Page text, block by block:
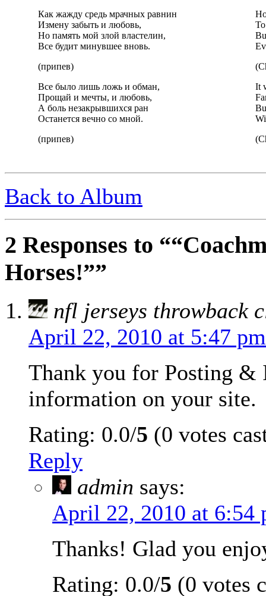
Как жажду средь мрачных равнин
Измену забыть и любовь,
Но память мой злой властелин,
Все будит минувшее вновь.
(припев)
Все было лишь ложь и обман,
Прощай и мечты, и любовь,
А боль незакрывшихся ран
Останется вечно со мной.
(припев)
It
Back to Album
2 Responses to
Horses!””
nfl jerseys throwback
April 22, 2010 at 5:47 pm
Thank you for Posting &
information on your site.
Rating: 0.0/5 (0 votes
Reply
admin says:
April 22, 2010 at 6:54
Thanks! Glad you
Rating: 0.0/5 (0 votes